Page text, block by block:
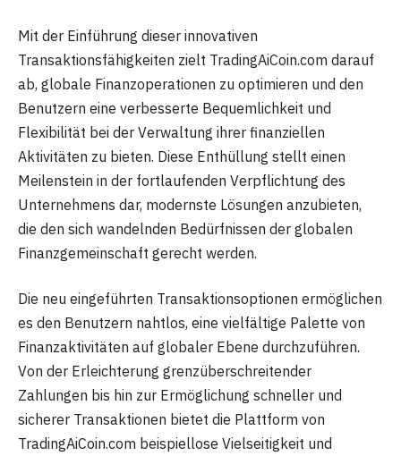
Mit der Einführung dieser innovativen
Transaktionsfähigkeiten zielt TradingAiCoin.com darauf
ab, globale Finanzoperationen zu optimieren und den
Benutzern eine verbesserte Bequemlichkeit und
Flexibilität bei der Verwaltung ihrer finanziellen
Aktivitäten zu bieten. Diese Enthüllung stellt einen
Meilenstein in der fortlaufenden Verpflichtung des
Unternehmens dar, modernste Lösungen anzubieten,
die den sich wandelnden Bedürfnissen der globalen
Finanzgemeinschaft gerecht werden.
Die neu eingeführten Transaktionsoptionen ermöglichen
es den Benutzern nahtlos, eine vielfältige Palette von
Finanzaktivitäten auf globaler Ebene durchzuführen.
Von der Erleichterung grenzüberschreitender
Zahlungen bis hin zur Ermöglichung schneller und
sicherer Transaktionen bietet die Plattform von
TradingAiCoin.com beispiellose Vielseitigkeit und